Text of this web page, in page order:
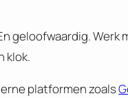
geloofwaardig.
klok.
platformen zoals